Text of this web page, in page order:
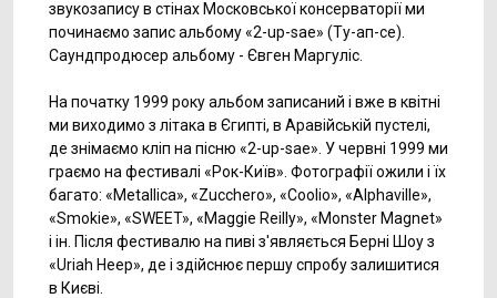
звукозапису в стінах Московської консерваторії ми
починаємо запис альбому «2-up-sae» (Ту-ап-се).
Саундпродюсер альбому - Євген Маргуліс.
На початку 1999 року альбом записаний і вже в квітні
ми виходимо з літака в Єгипті, в Аравійській пустелі,
де знімаємо кліп на пісню «2-up-sae». У червні 1999 ми
граємо на фестивалі «Рок-Київ». Фотографії ожили і їх
багато: «Metallica», «Zucchero», «Coolio», «Alphaville»,
«Smokie», «SWEET», «Maggie Reilly», «Monster Magnet»
і ін. Після фестивалю на пиві з'являється Берні Шоу з
«Uriah Heep», де і здійснює першу спробу залишитися
в Києві.